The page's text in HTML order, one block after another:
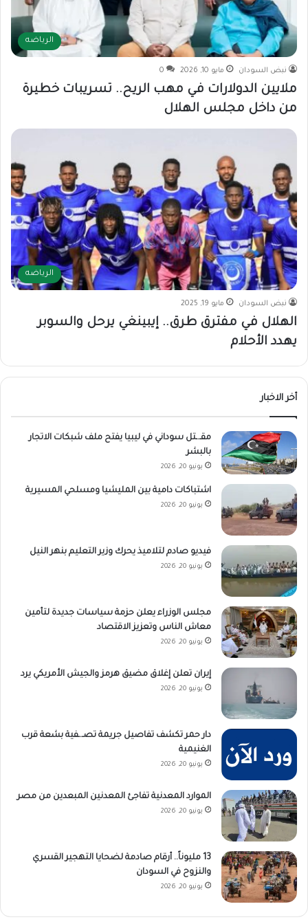
الرياضه
نبض السودان مايو 10, 2026 0
ملايين الدولارات في مهب الريح.. تسريبات خطيرة
من داخل مجلس الهلال
الرياضه
نبض السودان مايو 19, 2025
الهلال في مفترق طرق.. إيبينغي يرحل والسوبر
يهدد الأحلام
أخر الاخبار
مقـ.ـتل سوداني في ليبيا يفتح ملف شبكات الاتجار
بالبشر
يونيو 20, 2026
اشتباكات دامية بين المليشيا ومسلحي المسيرية
يونيو 20, 2026
فيديو صادم لتلاميذ يحرك وزير التعليم بنهر النيل
يونيو 20, 2026
مجلس الوزراء يعلن حزمة سياسات جديدة لتأمين
معاش الناس وتعزيز الاقتصاد
يونيو 20, 2026
إيران تعلن إغلاق مضيق هرمز والجيش الأمريكي يرد
يونيو 20, 2026
دار حمر تكشف تفاصيل جريمة تصـ.ـفية بشعة قرب
الغنيمية
يونيو 20, 2026
الموارد المعدنية تفاجئ المعدنين المبعدين من مصر
يونيو 20, 2026
13 مليوناً.. أرقام صادمة لضحايا التهجير القسري
والنزوح في السودان
يونيو 20, 2026